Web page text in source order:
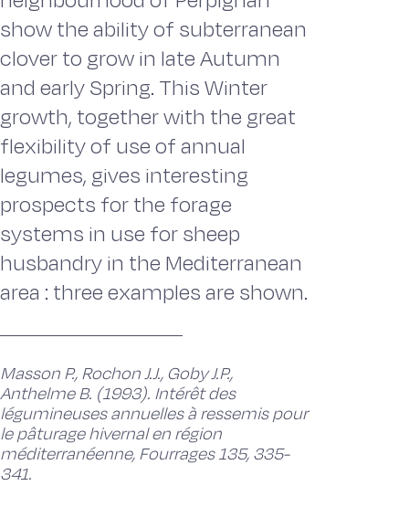
show the ability of subterranean
clover to grow in late Autumn
and early Spring. This Winter
growth, together with the great
flexibility of use of annual
legumes, gives interesting
prospects for the forage
systems in use for sheep
husbandry in the Mediterranean
area : three examples are shown.
Masson P., Rochon J.J., Goby J.P.,
Anthelme B. (1993). Intérêt des
légumineuses annuelles à ressemis pour
le pâturage hivernal en région
méditerranéenne, Fourrages 135, 335-
341.